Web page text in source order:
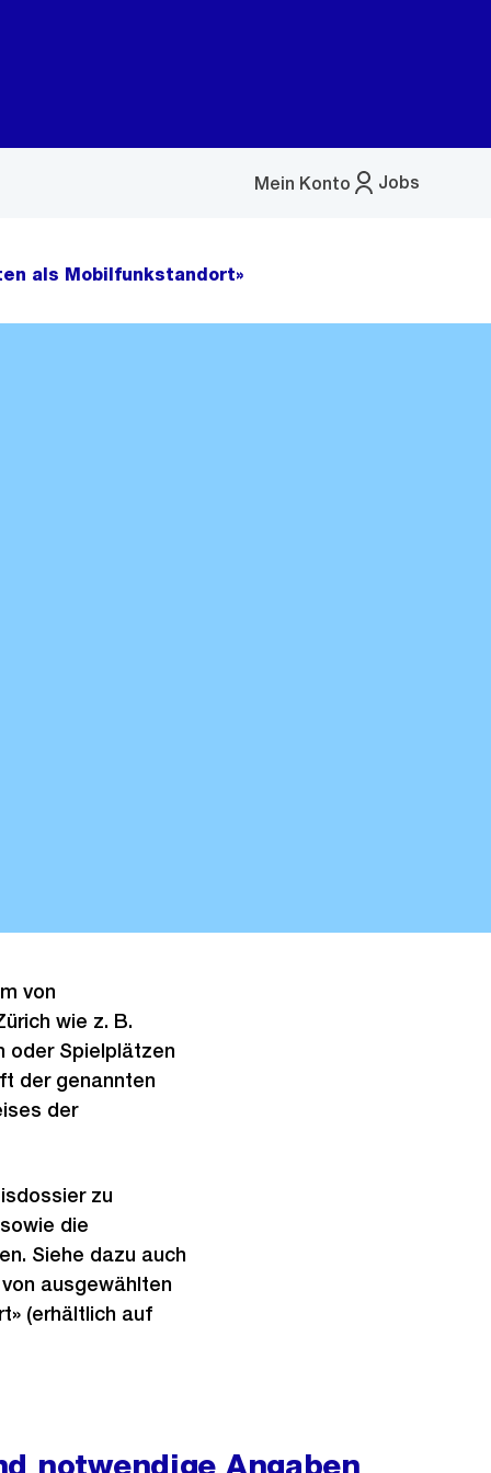
Jobs
Mein Konto
Menü
als Mobilfunkstandort»
von
wie z. B.
oder Spielplätzen
der genannten
der
zu
die
Siehe dazu auch
ausgewählten
(erhältlich auf
notwendige Angaben